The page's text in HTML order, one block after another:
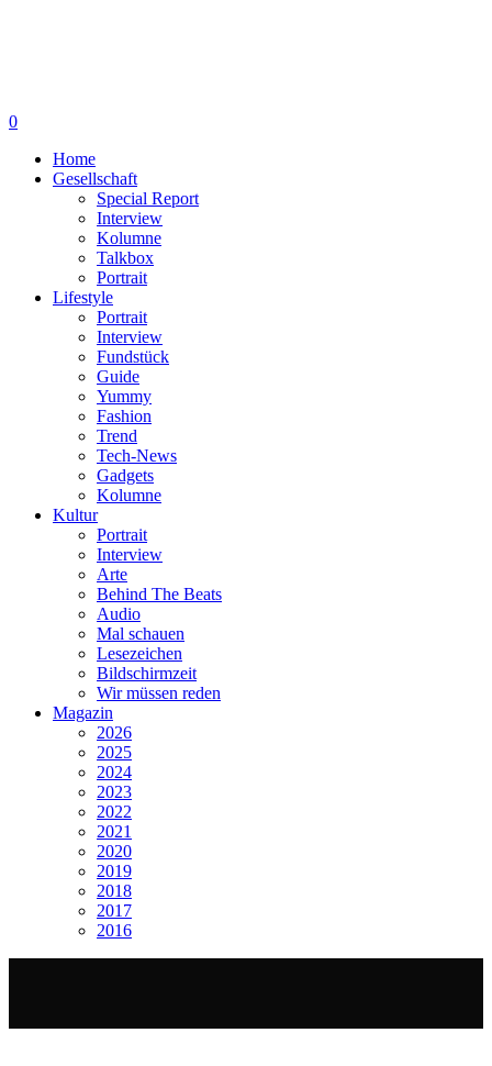
0
Home
Gesellschaft
Special Report
Interview
Kolumne
Talkbox
Portrait
Lifestyle
Portrait
Interview
Fundstück
Guide
Yummy
Fashion
Trend
Tech-News
Gadgets
Kolumne
Kultur
Portrait
Interview
Arte
Behind The Beats
Audio
Mal schauen
Lesezeichen
Bildschirmzeit
Wir müssen reden
Magazin
2026
2025
2024
2023
2022
2021
2020
2019
2018
2017
2016